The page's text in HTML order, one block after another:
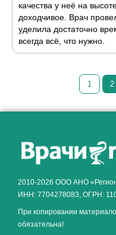
качества у неё на
доходчивое. Врач
уделила достаточно
всегда всё, что нужно.
1 2
2010-2026 ООО АНО
ИНН: 7704278083, ОГРН:
При копировании
обязательна!